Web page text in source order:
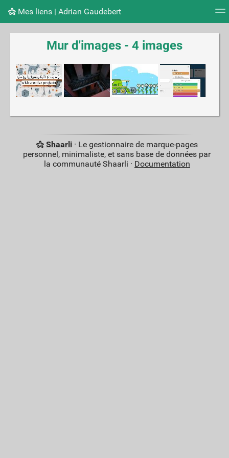
Mes liens | Adrian Gaudebert
Nuage de tags Mur d'images Quotidien Flux
Mur d'images - 4 images
Shaarli· Le gestionnaire de marque-pages
personnel, minimaliste, et sans base de données par
la communauté Shaarli · Documentation